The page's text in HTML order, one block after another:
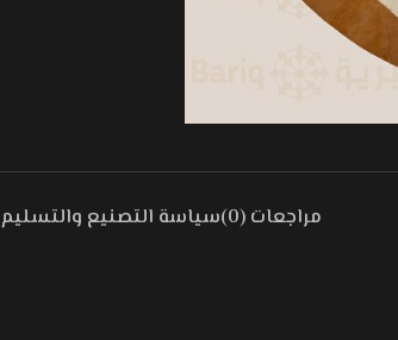
مراجعات (0) سياسة التصنيع والتسليم